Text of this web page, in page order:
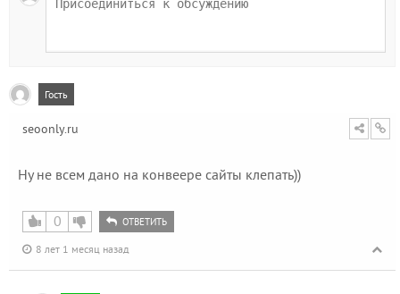
Гость
seoonly.ru
Ну не всем дано на конвеере сайты клепать))
0 ОТВЕТИТЬ
8 лет 1 месяц назад